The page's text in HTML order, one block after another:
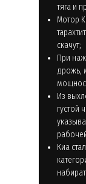
тяга и
Мотор
скачут;
При
дрожь,
Из
густой
Киа